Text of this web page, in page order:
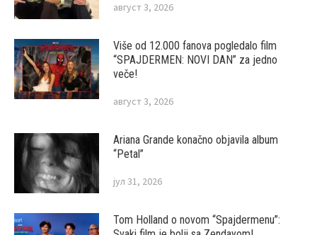
август 3, 2026
Više od 12.000 fanova pogledalo film
“SPAJDERMEN: NOVI DAN” za jedno
veče!
август 3, 2026
Ariana Grande konačno objavila album
“Petal”
јул 31, 2026
Tom Holland o novom “Spajdermenu”: